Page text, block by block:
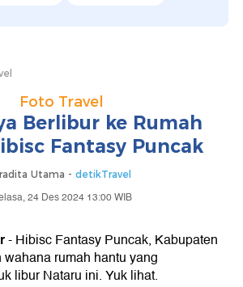
Foto Travel
Berlibur ke Rumah
Fantasy Puncak
Utama - detikTravel
24 Des 2024 13:00 WIB
- Hibisc Fantasy Puncak, Kabupaten
rumah hantu yang
libur Nataru ini. Yuk lihat.